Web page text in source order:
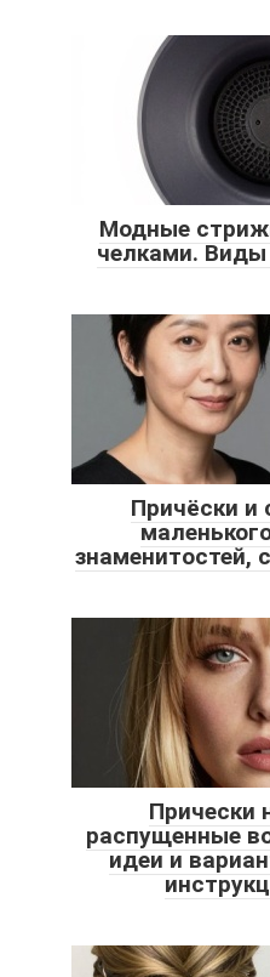
Модные
челками. Виды
Причёски и
знаменитостей,
Прически
распущенные
идеи и